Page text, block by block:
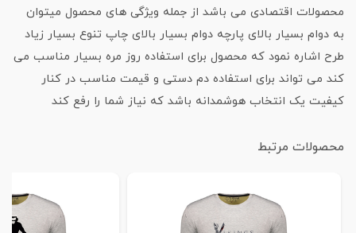
محصولات اقتصادی می باشد از جمله ویژگی های محصول میتوان
به دوام بسیار بالای پارچه دوام بسیار بالای چاپ تنوع بسیار زیاد
طرح اشاره نمود که محصول برای استفاده روز مره بسیار مناسب می
کند می تواند برای استفاده دم دستی و قیمت مناسب در کنار
کیفیت یک انتخاب هوشمدانه باشد که نیاز شما را رفع کند
محصولات مرتبط